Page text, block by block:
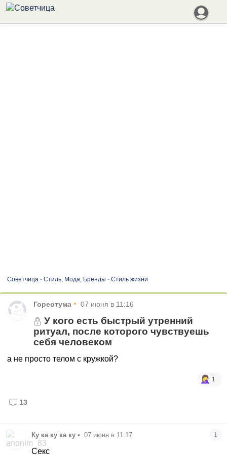
Советчица- Стиль, Мода, Бренды - Стиль жизни
Гореотума • 07 июня в 11:16
У кого есть быстрый утренний
ритуал, после которого чувствуешь
себя человеком
а не просто телом с кружкой?
1
13
Ку ка ку ка ку • 07 июня в 11:17 1
Секс